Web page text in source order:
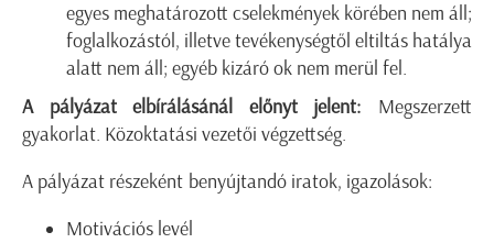
egyes meghatározott cselekmények körében nem áll;
foglalkozástól, illetve tevékenységtől eltiltás hatálya
alatt nem áll; egyéb kizáró ok nem merül fel.
A pályázat elbírálásánál előnyt jelent: Megszerzett
gyakorlat. Közoktatási vezetői végzettség.
A pályázat részeként benyújtandó iratok, igazolások:
Motivációs levél